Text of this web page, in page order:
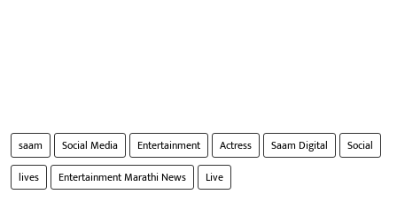
saam Social Media Entertainment Actress Saam Digital
Social
lives
Entertainment Marathi News Live